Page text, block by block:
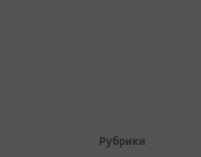
Рубрики